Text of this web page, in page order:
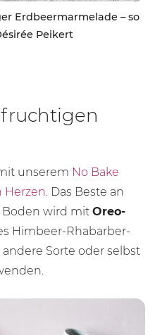
Erdbeermarmelade – so
Peikert
unserem No Bake
Das Beste an
Boden wird mit Oreo-
Himbeer-Rhabarber-
Sorte oder selbst